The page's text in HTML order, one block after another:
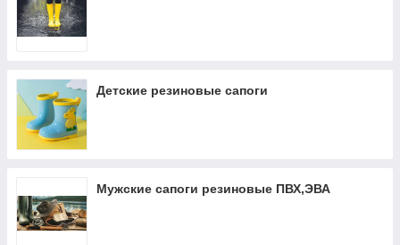
Детские резиновые сапоги
Мужские сапоги резиновые ПВХ,ЭВА